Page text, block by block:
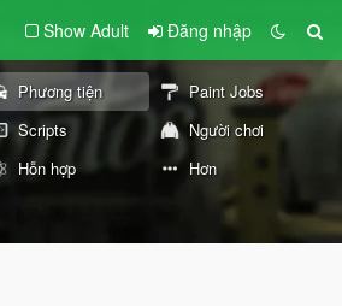
Show Adult Đăng nhập
Phương tiện
Paint Jobs
Scripts
Người chơi
Hỗn hợp Hơn